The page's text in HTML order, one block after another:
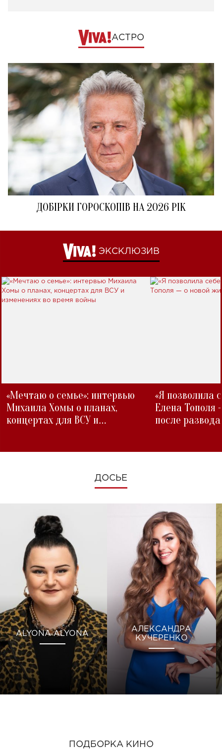
АСТРО
ДОБІРКИ ГОРОСКОПІВ НА 2026 РІК
ЭКСКЛЮЗИВ
«Мечтаю о семье»: интервью
Михаила Хомы о планах,
концертах для ВСУ и
«Я позволила
Елена Тополя
после развода
ДОСЬЕ
ALYONA ALYONA
АЛЕКСАНДРА
КУЧЕРЕНКО
ПОДБОРКА КИНО